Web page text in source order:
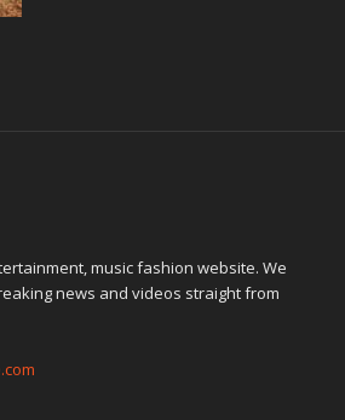
music fashion website. We
news and videos straight from